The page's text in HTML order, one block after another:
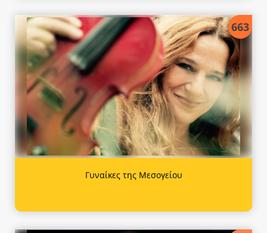
663
Γυναίκες της Μεσογείου